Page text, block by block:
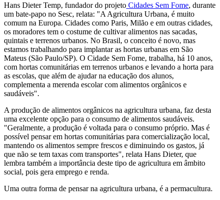
Hans Dieter Temp, fundador do projeto Cidades Sem Fome, durante
um bate-papo no Sesc, relata: "A Agricultura Urbana, é muito
comum na Europa. Cidades como Paris, Milão e em outras cidades,
os moradores tem o costume de cultivar alimentos nas sacadas,
quintais e terrenos urbanos. No Brasil, o conceito é novo, mas
estamos trabalhando para implantar as hortas urbanas em São
Mateus (São Paulo/SP). O Cidade Sem Fome, trabalha, há 10 anos,
com hortas comunitárias em terrenos urbanos e levando a horta para
as escolas, que além de ajudar na educação dos alunos,
complementa a merenda escolar com alimentos orgânicos e
saudáveis".
A produção de alimentos orgânicos na agricultura urbana, faz desta
uma excelente opção para o consumo de alimentos saudáveis.
"Geralmente, a produção é voltada para o consumo próprio. Mas é
possível pensar em hortas comunitárias para comercialização local,
mantendo os alimentos sempre frescos e diminuindo os gastos, já
que não se tem taxas com transportes", relata Hans Dieter, que
lembra também a importância deste tipo de agricultura em âmbito
social, pois gera emprego e renda.
Uma outra forma de pensar na agricultura urbana, é a permacultura.